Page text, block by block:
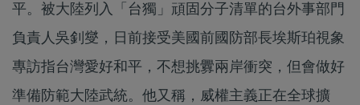
平。被大陸列入「台獨」頑固分子清單的台外事部門
負責人吳釗燮，日前接受美國前國防部長埃斯珀視象
專訪指台灣愛好和平，不想挑釁兩岸衝突，但會做好
準備防範大陸武統。他又稱，威權主義正在全球擴